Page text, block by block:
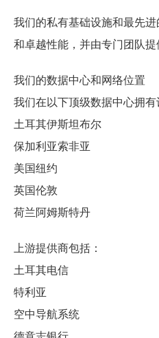
我们的私有基础设施和最先
和卓越性能，并由专门团队提
我们的数据中心和网络位置
我们在以下顶级数据中心拥有
土耳其伊斯坦布尔
保加利亚索非亚
美国纽约
英国伦敦
荷兰阿姆斯特丹
上游提供商包括：
土耳其电信
特利亚
空中导航系统